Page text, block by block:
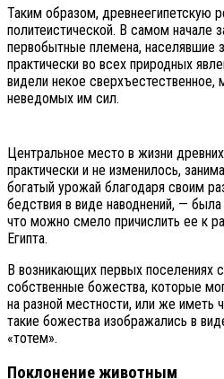
Таким образом, древнеегипетскую
политеистической. В самом начале
первобытные племена, населявшие
практически во всех природных
видели некое сверхъестественное,
неведомых им сил.
Центральное место в жизни
практически и не изменилось,
богатый урожай благодаря своим
бедствия в виде наводнений, —
что можно смело причислить ее к
Египта.
В возникающих первых поселениях
собственные божества, которые
на разной местности, или же
такие божества изображались в
«тотем».
Поклонение животным